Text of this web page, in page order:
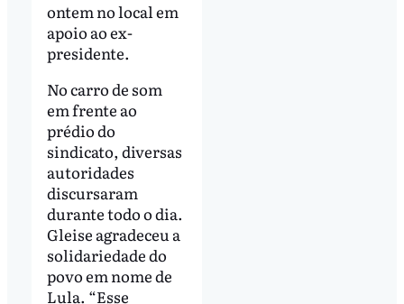
ontem no local em
apoio ao ex-
presidente.
No carro de som
em frente ao
prédio do
sindicato, diversas
autoridades
discursaram
durante todo o dia.
Gleise agradeceu a
solidariedade do
povo em nome de
Lula. “Esse